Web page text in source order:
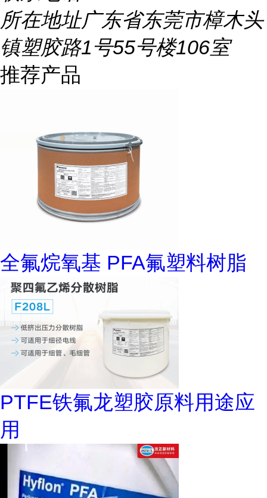
所在地址广东省东莞市樟木头
镇塑胶路1号55号楼106室
推荐产品
全氟烷氧基 PFA氟塑料树脂
PTFE铁氟龙塑胶原料用途应
用